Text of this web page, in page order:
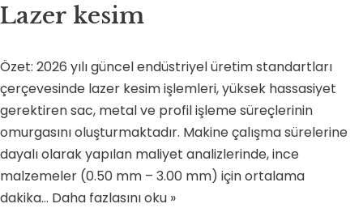
Lazer kesim
Özet: 2026 yılı güncel endüstriyel üretim standartları
çerçevesinde lazer kesim işlemleri, yüksek hassasiyet
gerektiren sac, metal ve profil işleme süreçlerinin
omurgasını oluşturmaktadır. Makine çalışma sürelerine
dayalı olarak yapılan maliyet analizlerinde, ince
malzemeler (0.50 mm – 3.00 mm) için ortalama
dakika… Daha fazlasını oku »